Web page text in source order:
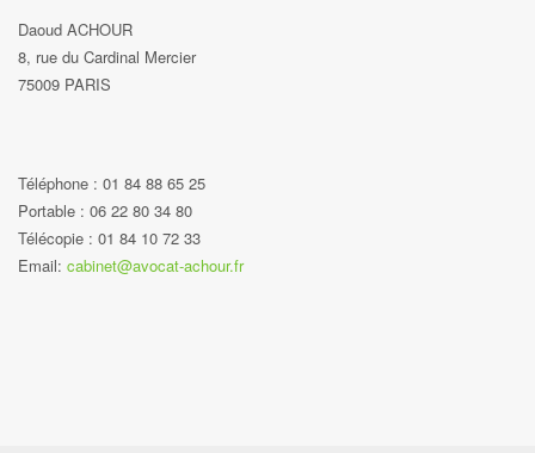
Daoud ACHOUR
8, rue du Cardinal Mercier
75009 PARIS
Téléphone : 01 84 88 65 25
Portable : 06 22 80 34 80
Télécopie : 01 84 10 72 33
Email: cabinet@avocat-achour.fr